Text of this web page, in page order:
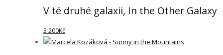
V té druhé galaxii, In the Other Galaxy
3 200Kč